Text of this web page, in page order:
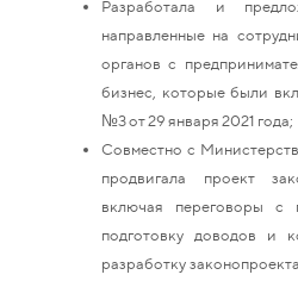
Разработала и
направленные на
органов с
бизнес, которые были
№3 от 29 января 2021 года;
Совместно с
продвигала проект
включая переговоры с
подготовку доводов и
разработку